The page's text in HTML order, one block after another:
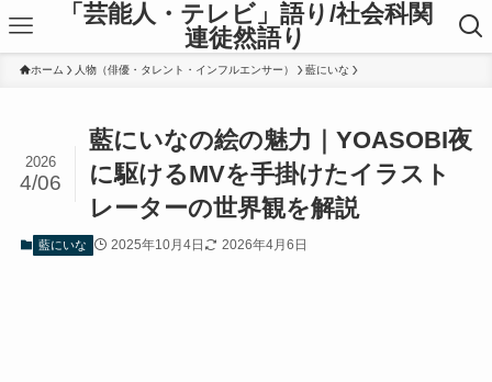
「芸能人・テレビ」語り/社会科関
連徒然語り
ホーム 人物（俳優・タレント・インフルエンサー） 藍にいな
藍にいなの絵の魅力｜YOASOBI夜
に駆けるMVを手掛けたイラスト
レーターの世界観を解説
2026
4/06
藍にいな 2025年10月4日 2026年4月6日